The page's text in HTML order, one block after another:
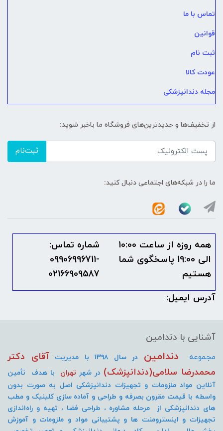
تماس با ما
قوانین
ثبت نام
عودت کالا
مجله دندانپزشکی
از تخفیف‌ها و جدیدترین‌های فروشگاه ما باخبر شوید:
ثبت‌نام
ما را در شبکه‌های اجتماعی دنبال کنید:
همه روزه از ساعت 10:00
الی 19:00 پاسخگوی شما
هستیم
شماره تماس:
09906996711-
02166909587
آدرس ایمیل:
آشنایی با دندامین
مجموعه دندامین در سال ۱۳۹۸ با مدیریت
آقای دکتر
محمدرضا سلامی(دندانپزشک) در شهر تهران با هدف تأمین
آنلاین مواد ملزومات و تجهیزات دندانپزشکی اصل به صورت بدون
واسطه با قیمت مقرون بصرفه و طراحی و آماده سازی کلینیک و مطب
های دندانپزشکی از مرحله مشاوره ، طراحی فضا ، تهیه و راه‌اندازی
تجهیزات و اینسترومنتها و پشتیبانی مواد و ملزومات و آموزش